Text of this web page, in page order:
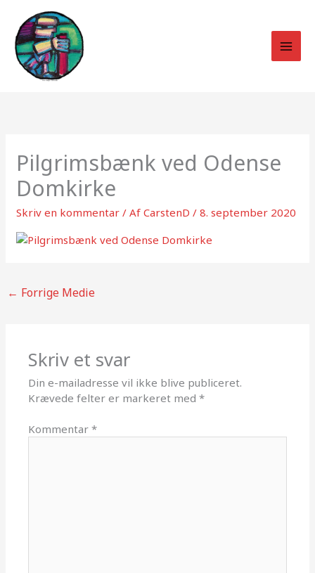
indholdet
Pilgrimsbænk ved Odense
Domkirke
Skriv en kommentar / AfCarstenD/8. september 2020
← Forrige Medie
Skriv et svar
Din e-mailadresse vil ikke blive publiceret.
Krævede felter er markeret med*
Kommentar*